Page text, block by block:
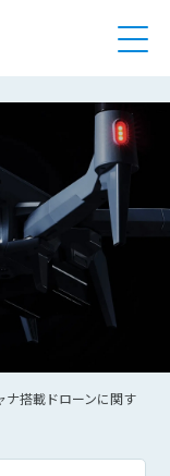
ナ搭載ドローンに関す